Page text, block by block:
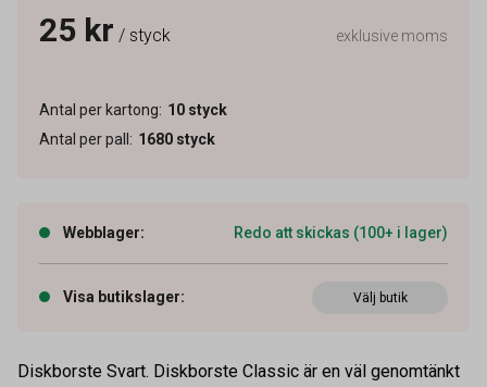
25 kr / styck exklusive moms
Antal per kartong: 10 styck
Antal per pall : 1680 styck
Webblager: Redo att skickas (100+ i lager)
Visa butikslager: Välj butik
Diskborste Svart. Diskborste Classic är en väl genomtänkt